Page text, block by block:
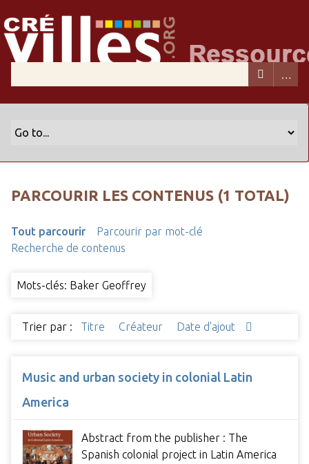
PARCOURIR LES CONTENUS (1 TOTAL)
Tout parcourir
Parcourir par mot-clé
Recherche de contenus
Mots-clés: Baker Geoffrey
Trier par : Titre Créateur Date d'ajout
Music and urban society in colonial Latin
America
Abstract from the publisher : The
Spanish colonial project in Latin America